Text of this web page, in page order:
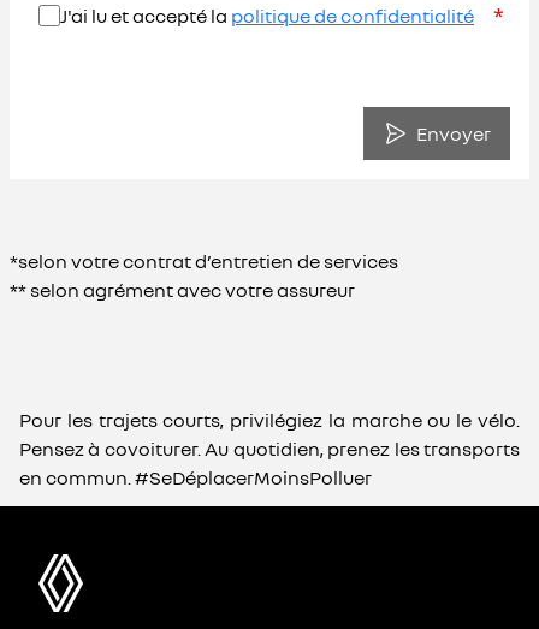
J'ai lu et accepté la politique de confidentialité *
Envoyer
*selon votre contrat d’entretien de services
** selon agrément avec votre assureur
Pour les trajets courts, privilégiez la marche ou le vélo.
Pensez à covoiturer. Au quotidien, prenez les transports
en commun. #SeDéplacerMoinsPolluer